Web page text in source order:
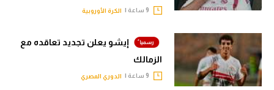
الكرة الأوروبية
إيشو يعلن تجديد تعاقده مع
الزمالك
الدوري المصري